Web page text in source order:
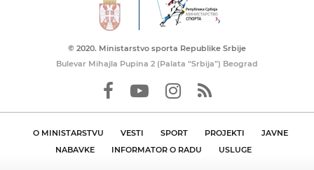
© 2020. Ministarstvo sporta Republike Srbije
Bulevar Mihajla Pupina 2 (Palata “Srbija”) Beograd
O MINISTARSTVU VESTI SPORT PROJEKTI
JAVNE
NABAVKE
INFORMATOR O RADU USLUGE